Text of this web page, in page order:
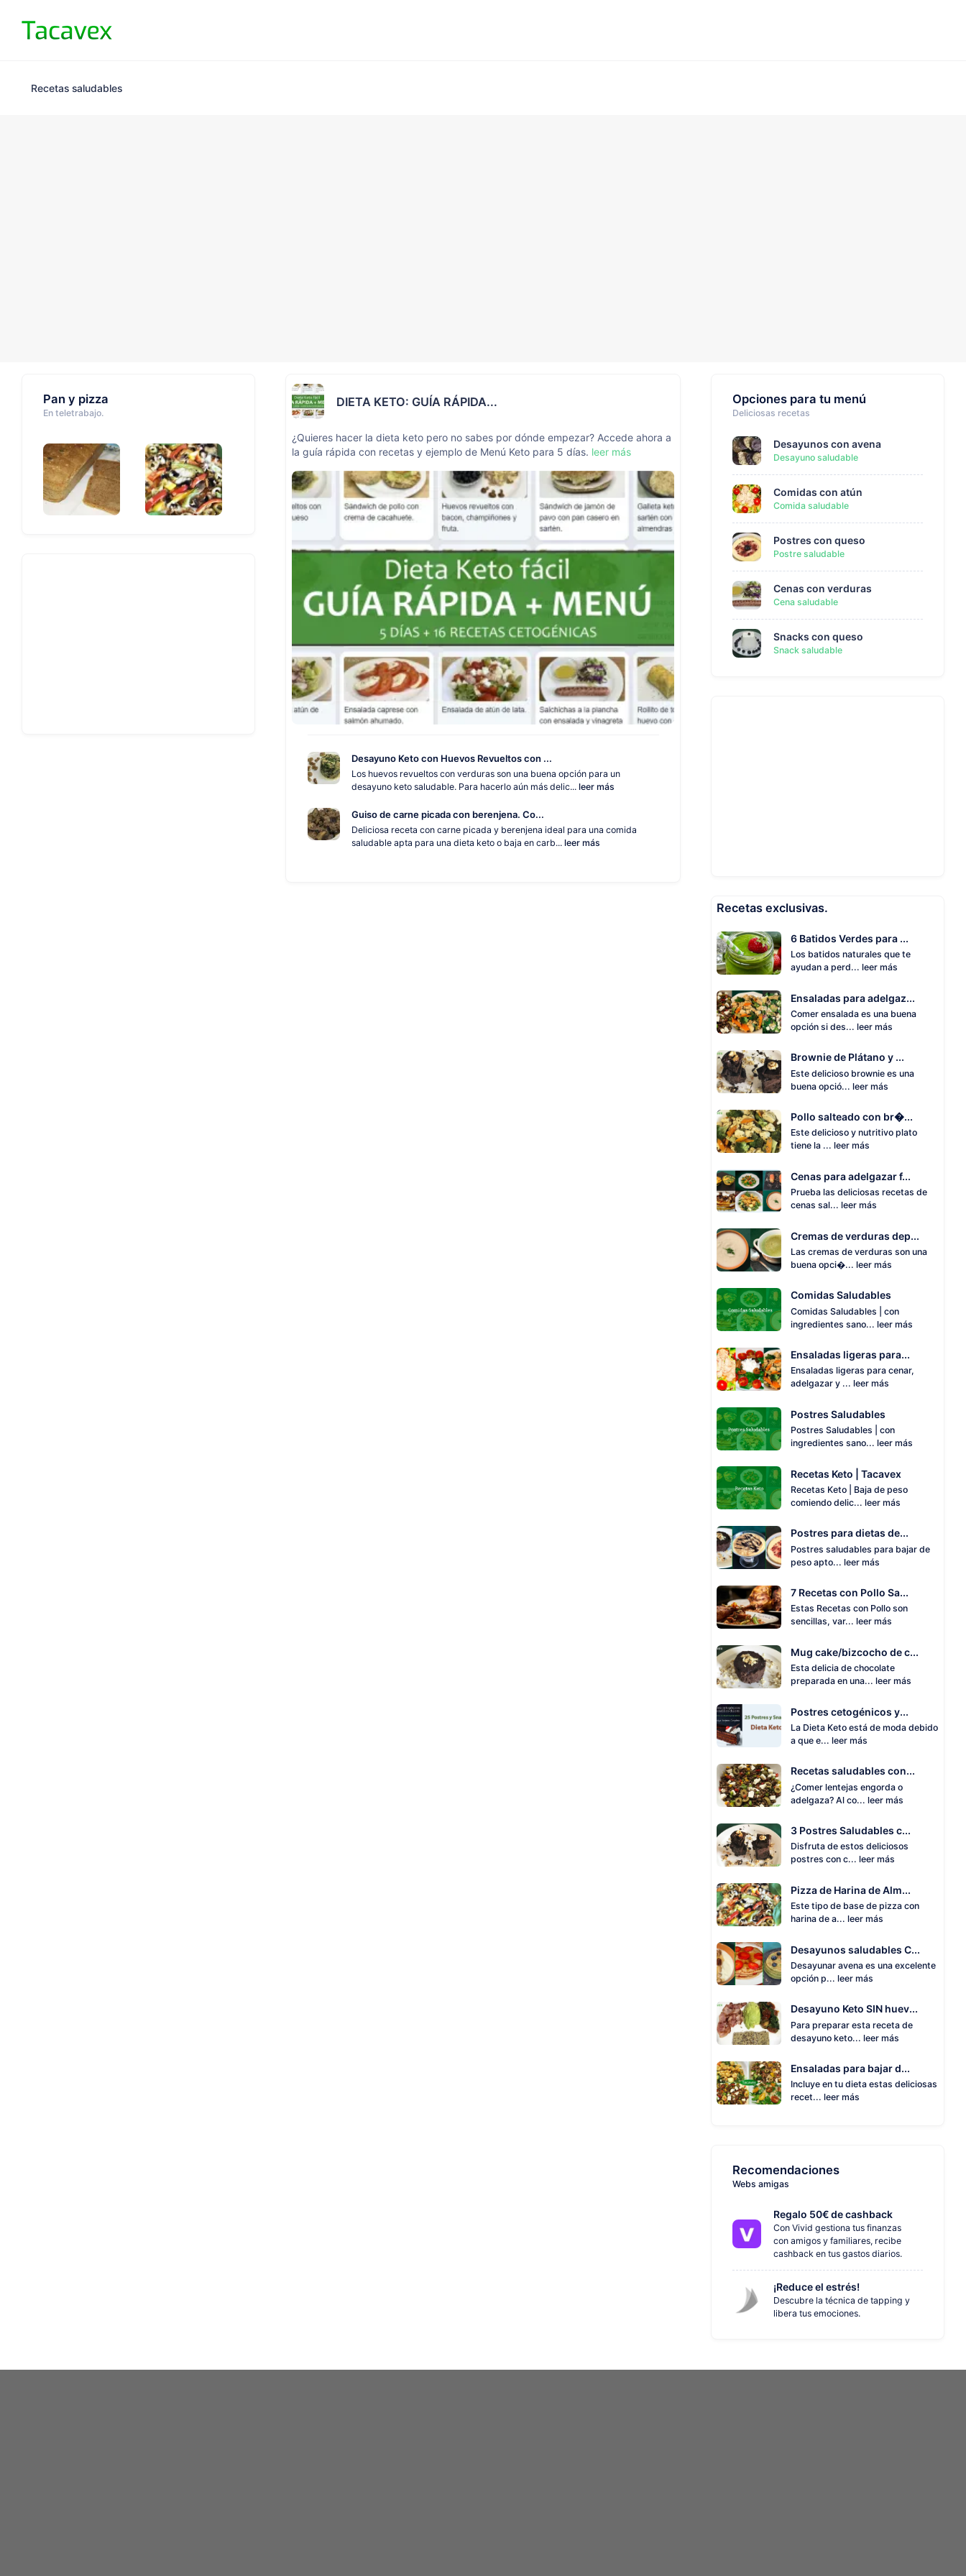
Recetas saludables
Pan y pizza
En teletrabajo.
DIETA KETO: GUÍA RÁPIDA...
¿Quieres hacer la dieta keto pero no sabes por dónde empezar? Accede ahora a
la guía rápida con recetas y ejemplo de Menú Keto para 5 días. leer más
Desayuno Keto con Huevos Revueltos con ...
Los huevos revueltos con verduras son una buena opción para un
desayuno keto saludable. Para hacerlo aún más delic... leer más
Guiso de carne picada con berenjena. Co...
Deliciosa receta con carne picada y berenjena ideal para una comida
saludable apta para una dieta keto o baja en carb... leer más
Opciones para tu menú
Deliciosas recetas
Desayunos con avena
Desayuno saludable
Comidas con atún
Comida saludable
Postres con queso
Postre saludable
Cenas con verduras
Cena saludable
Snacks con queso
Snack saludable
Recetas exclusivas.
6 Batidos Verdes para ...
Los batidos naturales que te
ayudan a perd... leer más
Ensaladas para adelgaz...
Comer ensalada es una buena
opción si des... leer más
Brownie de Plátano y ...
Este delicioso brownie es una
buena opció... leer más
Pollo salteado con br�...
Este delicioso y nutritivo plato
tiene la ... leer más
Cenas para adelgazar f...
Prueba las deliciosas recetas de
cenas sal... leer más
Cremas de verduras dep...
Las cremas de verduras son una
buena opci�... leer más
Comidas Saludables
Comidas Saludables | con
ingredientes sano... leer más
Ensaladas ligeras para...
Ensaladas ligeras para cenar,
adelgazar y ... leer más
Postres Saludables
Postres Saludables | con
ingredientes sano... leer más
Recetas Keto | Tacavex
Recetas Keto | Baja de peso
comiendo delic... leer más
Postres para dietas de...
Postres saludables para bajar de
peso apto... leer más
7 Recetas con Pollo Sa...
Estas Recetas con Pollo son
sencillas, var... leer más
Mug cake/bizcocho de c...
Esta delicia de chocolate
preparada en una... leer más
Postres cetogénicos y...
La Dieta Keto está de moda debido
a que e... leer más
Recetas saludables con...
¿Comer lentejas engorda o
adelgaza? Al co... leer más
3 Postres Saludables c...
Disfruta de estos deliciosos
postres con c... leer más
Pizza de Harina de Alm...
Este tipo de base de pizza con
harina de a... leer más
Desayunos saludables C...
Desayunar avena es una excelente
opción p... leer más
Desayuno Keto SIN huev...
Para preparar esta receta de
desayuno keto... leer más
Ensaladas para bajar d...
Incluye en tu dieta estas deliciosas
recet... leer más
Recomendaciones
Webs amigas
Regalo 50€ de cashback
Con Vivid gestiona tus finanzas
con amigos y familiares, recibe
cashback en tus gastos diarios.
¡Reduce el estrés!
Descubre la técnica de tapping y
libera tus emociones.